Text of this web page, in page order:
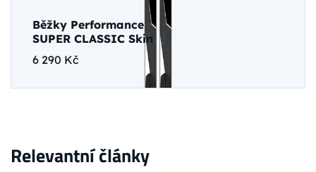
Běžky Performance
SUPER CLASSIC Skin
6 290 Kč
Relevantní články